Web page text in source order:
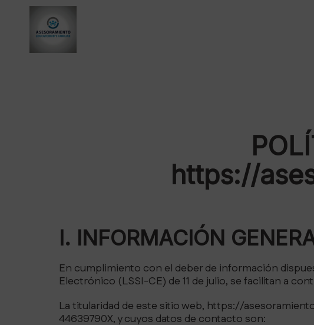
https://
I. INFORMACIÓN
En cumplimiento con el deber de información
Electrónico (LSSI-CE) de 11 de julio, se facilitan a
La titularidad de este sitio web, https://
44639790X, y cuyos datos de contacto son: